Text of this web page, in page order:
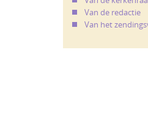
Van de redactie
Van het